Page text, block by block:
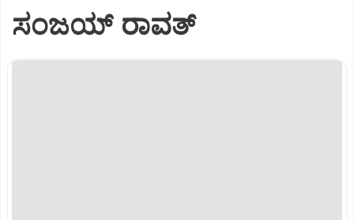
ಸಂಜಯ್ ರಾವತ್